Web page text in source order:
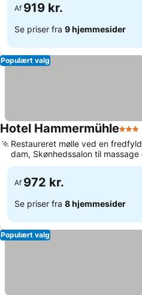
Af 919 kr.
Se priser fra 9 hjemmesider
Populært valg
Hotel Hammermühle3
Restaureret mølle ved en
dam, Skønhedssalon til massage
behandlinger
Af 972 kr.
Se priser fra 8 hjemmesider
Populært valg